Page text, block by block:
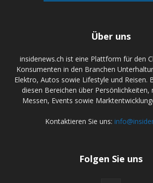
Über uns
insidenews.ch ist eine Plattform für den
Konsumenten in den Branchen
Elektro, Autos sowie Lifestyle und Reisen.
diesen Bereichen über Persönlichkeiten,
Messen, Events sowie
Kontaktieren Sie uns:
Folgen Sie uns